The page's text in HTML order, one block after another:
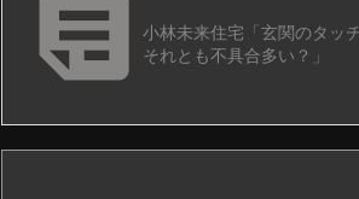
小林未来住宅「玄関のタッ
それとも不具合多い？」